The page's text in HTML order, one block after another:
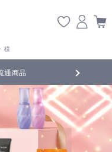
様
以上ご購入で 送料無料!